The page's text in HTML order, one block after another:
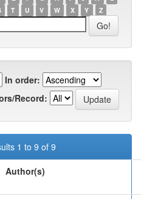
T U V W X Y Z
In order:
Record:
1 to 9 of 9
Author(s)